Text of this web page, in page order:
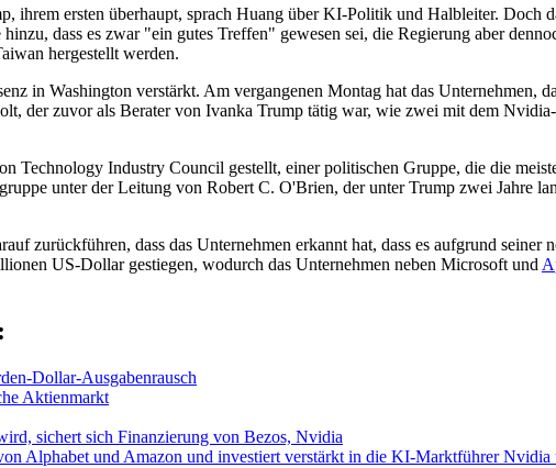
ihrem ersten überhaupt, sprach Huang über KI-Politik und Halbleiter. Doch
dass es zwar "ein gutes Treffen" gewesen sei, die Regierung aber
hergestellt werden.
in Washington verstärkt. Am vergangenen Montag hat das Unternehmen,
der zuvor als Berater von Ivanka Trump tätig war, wie zwei mit dem
Technology Industry Council gestellt, einer politischen Gruppe, die die
unter der Leitung von Robert C. O'Brien, der unter Trump zwei Jahre
zurückführen, dass das Unternehmen erkannt hat, dass es aufgrund seiner
US-Dollar gestiegen, wodurch das Unternehmen neben Microsoft und
Dollar-Ausgabenrausch
Aktienmarkt
sichert sich Finanzierung von Bezos, Nvidia
Alphabet und Amazon und investiert verstärkt in die KI-Marktführer